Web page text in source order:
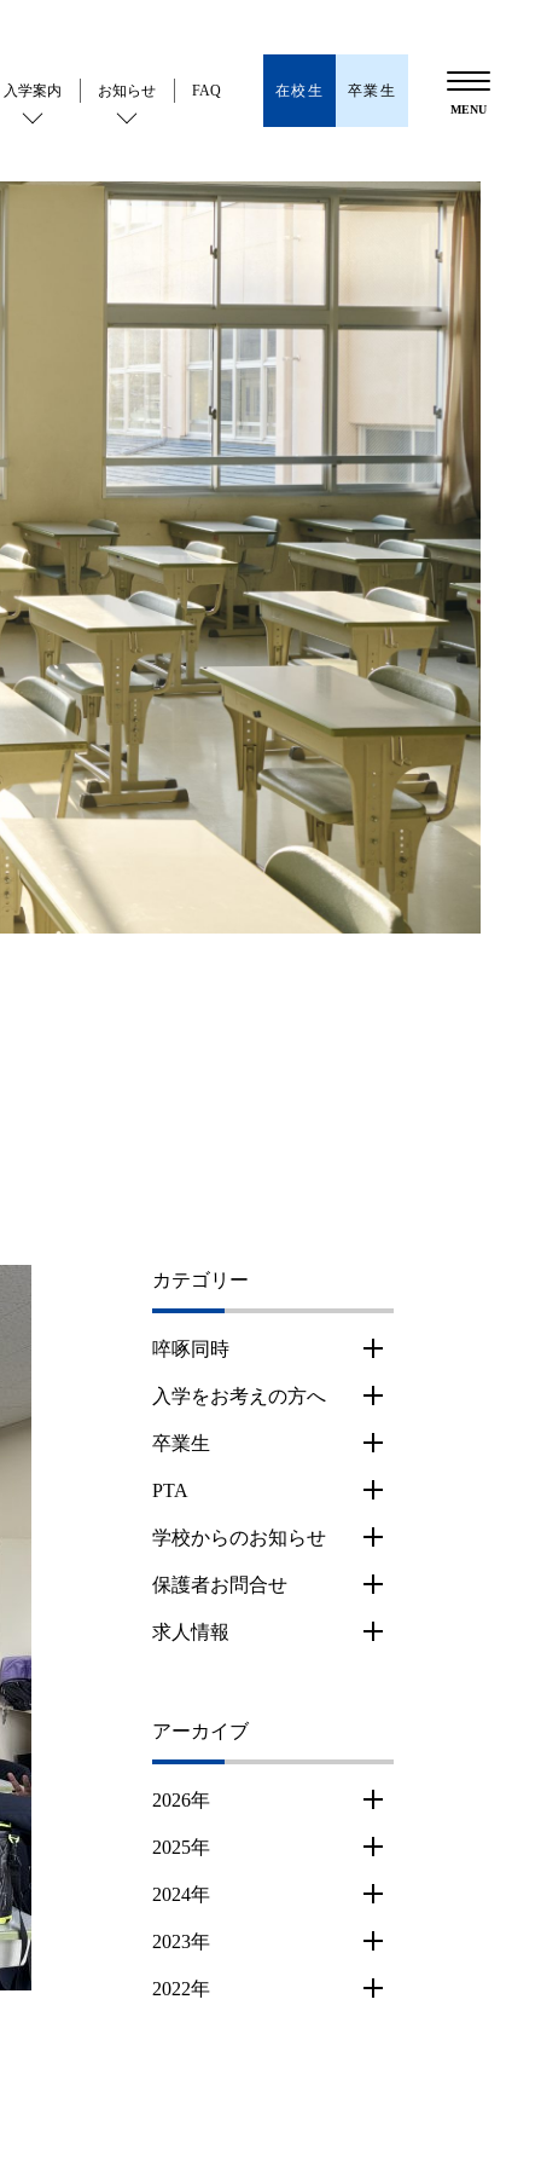
入学案内 お知らせ FAQ 在校生 卒業生
カテゴリー
啐啄同時
入学をお考えの方へ
卒業生
PTA
学校からのお知らせ
保護者お問合せ
求人情報
アーカイブ
2026年
2025年
2024年
2023年
2022年